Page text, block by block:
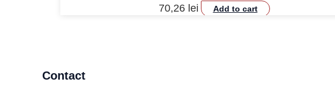
70,26 lei Add to cart
Contact